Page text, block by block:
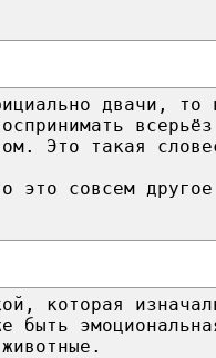
двачи, то
Это такая
это совсем
которая
быть